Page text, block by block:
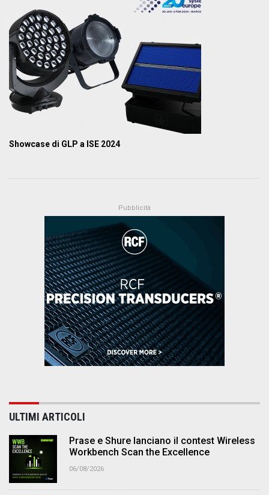
Showcase di GLP a ISE 2024
ULTIMI ARTICOLI
Prase e Shure lanciano il contest Wireless
Workbench Scan the Excellence
06/08/2026